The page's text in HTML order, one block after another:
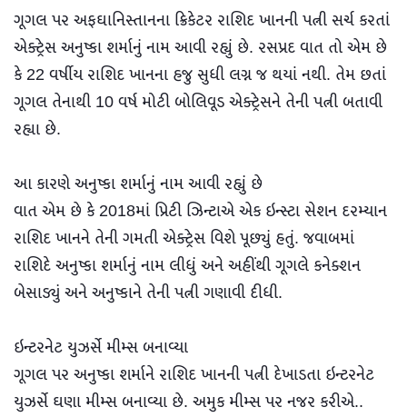
ગૂગલ પર અફઘાનિસ્તાનના ક્રિકેટર રાશિદ ખાનની પત્ની સર્ચ કરતાં
એક્ટ્રેસ અનુષ્કા શર્માનું નામ આવી રહ્યું છે. રસપ્રદ વાત તો એમ છે
કે 22 વર્ષીય રાશિદ ખાનના હજુ સુધી લગ્ન જ થયાં નથી. તેમ છતાં
ગૂગલ તેનાથી 10 વર્ષ મોટી બોલિવૂડ એક્ટ્રેસને તેની પત્ની બતાવી
રહ્યા છે.
આ કારણે અનુષ્કા શર્માનું નામ આવી રહ્યું છે
વાત એમ છે કે 2018માં પ્રિટી ઝિન્ટાએ એક ઇન્સ્ટા સેશન દરમ્યાન
રાશિદ ખાનને તેની ગમતી એક્ટ્રેસ વિશે પૂછ્યું હતું. જવાબમાં
રાશિદે અનુષ્કા શર્માનું નામ લીધું અને અહીંથી ગૂગલે કનેક્શન
બેસાડ્યું અને અનુષ્કાને તેની પત્ની ગણાવી દીધી.
ઇન્ટરનેટ યુઝર્સે મીમ્સ બનાવ્યા
ગૂગલ પર અનુષ્કા શર્માને રાશિદ ખાનની પત્ની દેખાડતા ઇન્ટરનેટ
યુઝર્સે ઘણા મીમ્સ બનાવ્યા છે. અમુક મીમ્સ પર નજર કરીએ..